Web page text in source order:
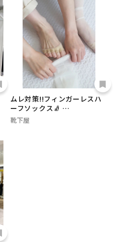
ムレ対策!!フィンガーレスハ
ーフソックス🧦 …
靴下屋